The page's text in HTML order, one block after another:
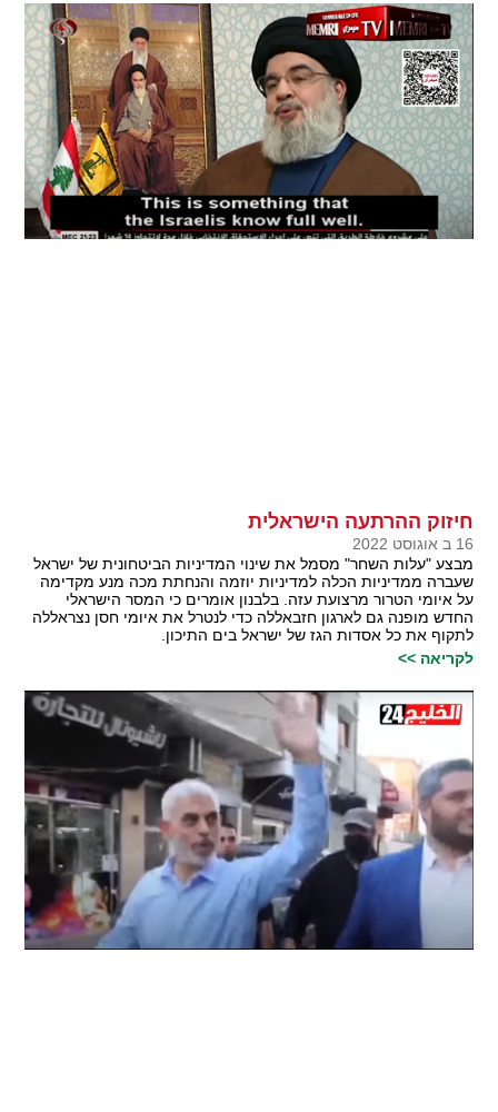
חיזוק ההרתעה הישראלית
16 ב אוגוסט 2022
מבצע "עלות השחר" מסמל את שינוי המדיניות הביטחונית של ישראל
שעברה ממדיניות הכלה למדיניות יוזמה והנחתת מכה מנע מקדימה
על איומי הטרור מרצועת עזה. בלבנון אומרים כי המסר הישראלי
החדש מופנה גם לארגון חזבאללה כדי לנטרל את איומי חסן נצראללה
לתקוף את כל אסדות הגז של ישראל בים התיכון.
לקריאה >>